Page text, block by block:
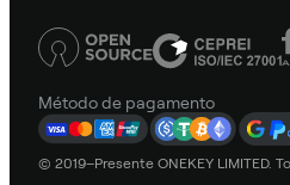
Método de pagamento
© 2019–Presente ONEKEY LIMITED.